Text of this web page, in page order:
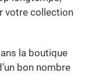
votre collection
la boutique
bon nombre